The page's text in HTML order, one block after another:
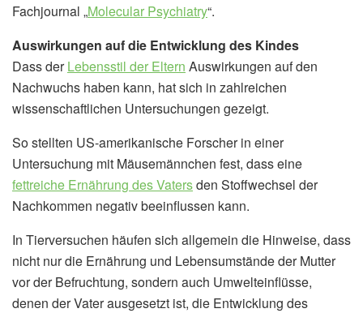
Fachjournal „Molecular Psychiatry“.
Auswirkungen auf die Entwicklung des Kindes
Dass derLebensstil der Eltern Auswirkungen auf den
Nachwuchs haben kann, hat sich in zahlreichen
wissenschaftlichen Untersuchungen gezeigt.
So stellten US-amerikanische Forscher in einer
Untersuchung mit Mäusemännchen fest, dass eine
fettreiche Ernährung des Vatersden Stoffwechsel der
Nachkommen negativ beeinflussen kann.
In Tierversuchen häufen sich allgemein die Hinweise, dass
nicht nur die Ernährung und Lebensumstände der Mutter
vor der Befruchtung, sondern auch Umwelteinflüsse,
denen der Vater ausgesetzt ist, die Entwicklung des